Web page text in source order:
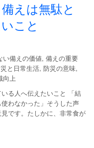
えは無駄と
こと
い備えの価値, 備えの重要
と日常生活, 防災の意味,
向上
る人へ伝えたいこと 「結
わなかった」そうした声
です。たしかに、非常食が